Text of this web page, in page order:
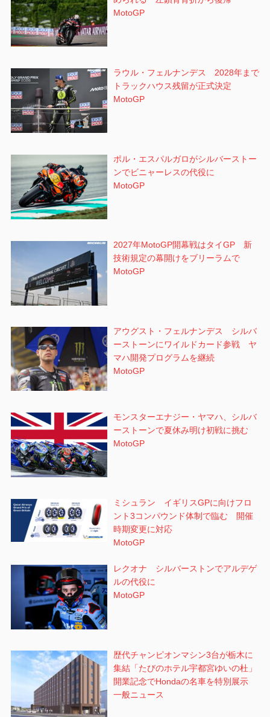
MotoGP
ラウル・フェルナンデス 2028年まで
トラックハウス残留が正式決定
MotoGP
ポル・エスパルガロがシルバーストー
ンでビニャーレスの代役に
MotoGP
2027年MotoGP開幕戦はタイGP 新
技術規定の幕開けをブリーラムで
MotoGP
アウグスト・フェルナンデス シルバ
ーストーンにワイルドカード参戦 ヤ
マハ開発プログラムを継続
MotoGP
モンスターエナジー・ヤマハ、シルバ
ーストーンで夏休み明け初戦に挑む
MotoGP
ミシュラン イギリスGPに向けフロ
ント3コンパウンド体制で臨む 開催
時期変更に対応
MotoGP
レクオナ シルバーストンでアルデゲ
ルの代役に
MotoGP
歴代チャンピオンマシン3台が栃木に
集結「たびのホテル宇都宮ゆいの杜」
開業記念でHondaの名車を特別展示
一般ニュース